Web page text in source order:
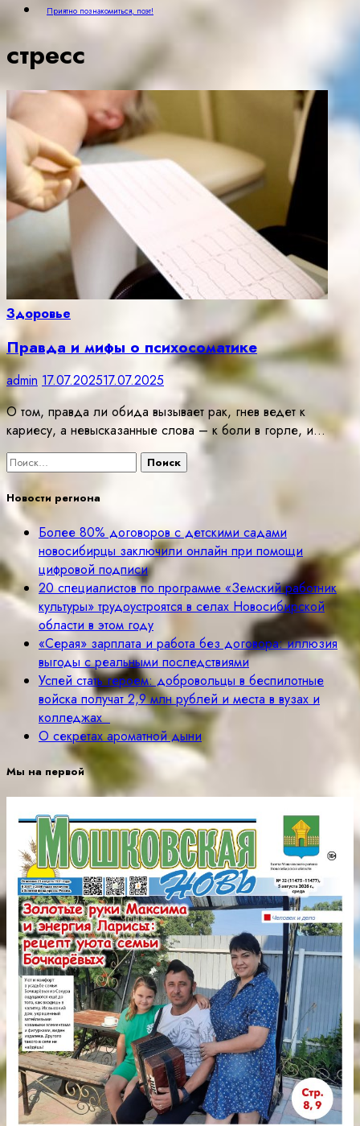
Приятно познакомиться, поэт!
стресс
Здоровье
Правда и мифы о психосоматике
admin 17.07.202517.07.2025
О том, правда ли обида вызывает рак, гнев ведет к
кариесу, а невысказанные слова – к боли в горле, и…
Найти:
Новости региона
Более 80% договоров с детскими садами
новосибирцы заключили онлайн при помощи
цифровой подписи
20 специалистов по программе «Земский работник
культуры» трудоустроятся в селах Новосибирской
области в этом году
«Серая» зарплата и работа без договора: иллюзия
выгоды с реальными последствиями
Успей стать героем: добровольцы в беспилотные
войска получат 2,9 млн рублей и места в вузах и
колледжах
О секретах ароматной дыни
Мы на первой